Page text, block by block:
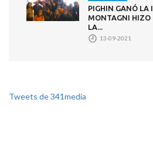
PIGHIN GANÓ LA
MONTAGNI HIZO
LA...
13-09-2021
Tweets de 341media